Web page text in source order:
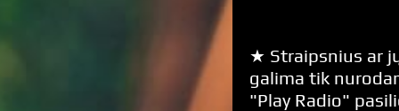
★ Straipsnius ar
galima tik
"Play Radio"